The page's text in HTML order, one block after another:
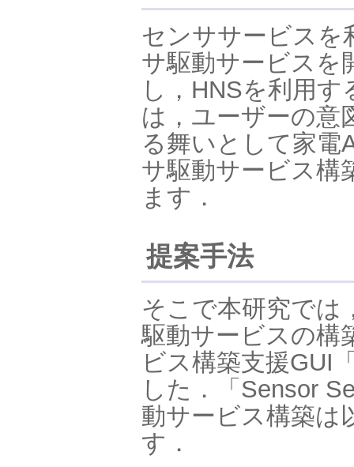
センササービスを
サ駆動サービスを
し，HNSを利用
は，ユーザーの意
る舞いとして家電
サ駆動サービス構
ます．
提案手法
そこで本研究では
駆動サービスの構
ビス構築支援GUI
した．「Sensor
動サービス構築は
す．